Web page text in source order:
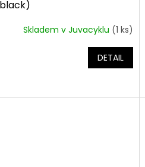
Skladem v Juvacyklu (1 ks)
DETAIL